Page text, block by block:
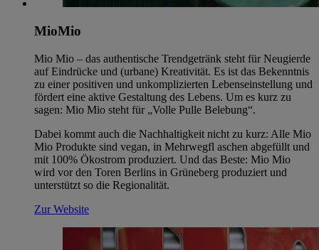
MioMio
Mio Mio – das authentische Trendgetränk steht für Neugierde
auf Eindrücke und (urbane) Kreativität. Es ist das Bekenntnis
zu einer positiven und unkomplizierten Lebenseinstellung und
fördert eine aktive Gestaltung des Lebens. Um es kurz zu
sagen: Mio Mio steht für „Volle Pulle Belebung“.
Dabei kommt auch die Nachhaltigkeit nicht zu kurz: Alle Mio
Mio Produkte sind vegan, in Mehrwegfl aschen abgefüllt und
mit 100% Ökostrom produziert. Und das Beste: Mio Mio
wird vor den Toren Berlins in Grüneberg produziert und
unterstützt so die Regionalität.
Zur Website